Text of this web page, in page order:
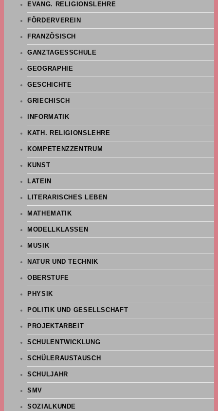
EVANG. RELIGIONSLEHRE
FÖRDERVEREIN
FRANZÖSISCH
GANZTAGESSCHULE
GEOGRAPHIE
GESCHICHTE
GRIECHISCH
INFORMATIK
KATH. RELIGIONSLEHRE
KOMPETENZZENTRUM
KUNST
LATEIN
LITERARISCHES LEBEN
MATHEMATIK
MODELLKLASSEN
MUSIK
NATUR UND TECHNIK
OBERSTUFE
PHYSIK
POLITIK UND GESELLSCHAFT
PROJEKTARBEIT
SCHULENTWICKLUNG
SCHÜLERAUSTAUSCH
SCHULJAHR
SMV
SOZIALKUNDE